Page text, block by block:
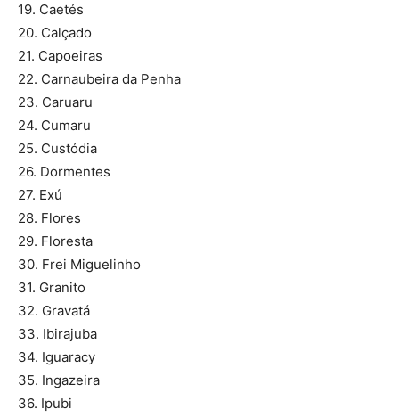
19. Caetés
20. Calçado
21. Capoeiras
22. Carnaubeira da Penha
23. Caruaru
24. Cumaru
25. Custódia
26. Dormentes
27. Exú
28. Flores
29. Floresta
30. Frei Miguelinho
31. Granito
32. Gravatá
33. Ibirajuba
34. Iguaracy
35. Ingazeira
36. Ipubi